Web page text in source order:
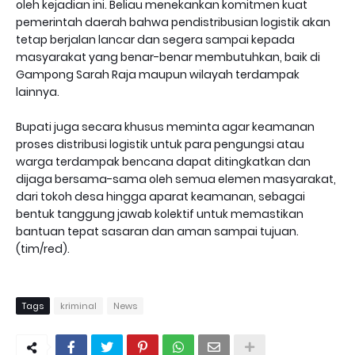
oleh kejadian ini. Beliau menekankan komitmen kuat
pemerintah daerah bahwa pendistribusian logistik akan
tetap berjalan lancar dan segera sampai kepada
masyarakat yang benar-benar membutuhkan, baik di
Gampong Sarah Raja maupun wilayah terdampak
lainnya.
Bupati juga secara khusus meminta agar keamanan
proses distribusi logistik untuk para pengungsi atau
warga terdampak bencana dapat ditingkatkan dan
dijaga bersama-sama oleh semua elemen masyarakat,
dari tokoh desa hingga aparat keamanan, sebagai
bentuk tanggung jawab kolektif untuk memastikan
bantuan tepat sasaran dan aman sampai tujuan.
(tim/red).
Tags kriminal News